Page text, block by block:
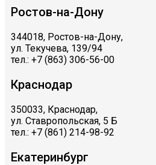
Ростов-на-Дону
344018, Ростов-на-Дону,
ул. Текучева, 139/94
тел.: +7 (863) 306-56-00
Краснодар
350033, Краснодар,
ул. Ставропольская, 5 Б
тел.: +7 (861) 214-98-92
Екатеринбург